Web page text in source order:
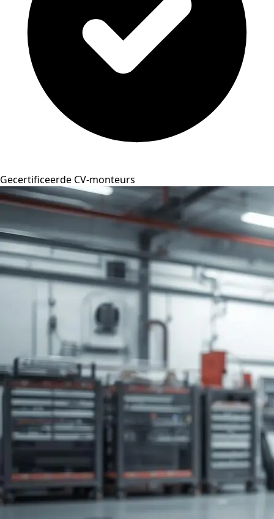
Gecertificeerde CV-monteurs